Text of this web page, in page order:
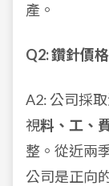
產。
Q2: 鑽針價
A2: 公司採
視料、工、
整。從近兩
公司是正向